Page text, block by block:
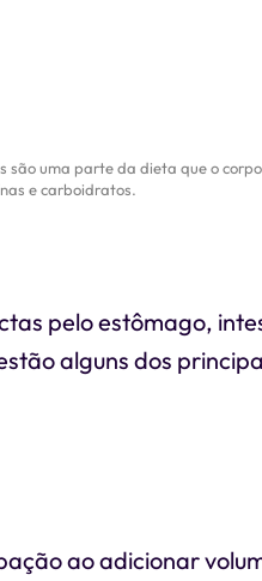
uma parte da dieta que o
e carboidratos.
pelo estômago,
alguns dos
ao adicionar